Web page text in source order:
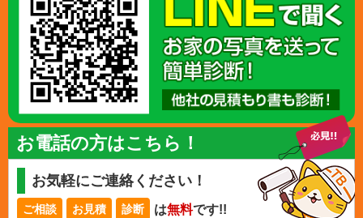
お電話の方はこちら！
お気軽にご連絡ください！
ご相談 お見積 診断 は無料です!!